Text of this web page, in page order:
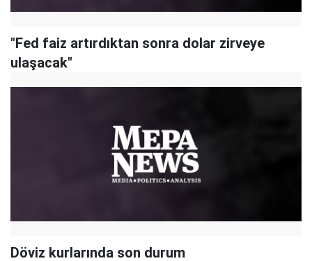
"Fed faiz artırdıktan sonra dolar zirveye
ulaşacak"
Döviz kurlarında son durum